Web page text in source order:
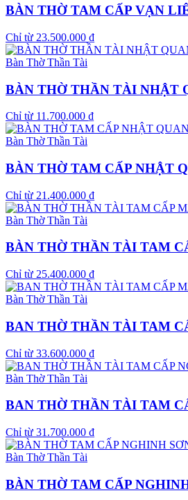
BÀN THỜ TAM CẤP VẠN
Chỉ từ 23.500.000 ₫
Bàn Thờ Thần Tài
BÀN THỜ THẦN TÀI NHẬT
Chỉ từ 11.700.000 ₫
Bàn Thờ Thần Tài
BÀN THỜ TAM CẤP NHẬT
Chỉ từ 21.400.000 ₫
Bàn Thờ Thần Tài
BÀN THỜ THẦN TÀI TAM
Chỉ từ 25.400.000 ₫
Bàn Thờ Thần Tài
BAN THỜ THẦN TÀI TAM
Chỉ từ 33.600.000 ₫
Bàn Thờ Thần Tài
BAN THỜ THẦN TÀI TAM
Chỉ từ 31.700.000 ₫
Bàn Thờ Thần Tài
BÀN THỜ TAM CẤP